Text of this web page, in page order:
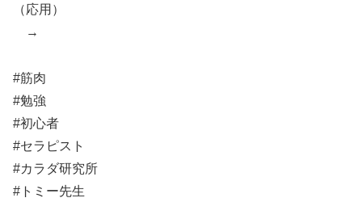
（応用）
→
#筋肉
#勉強
#初心者
#セラピスト
#カラダ研究所
#トミー先生